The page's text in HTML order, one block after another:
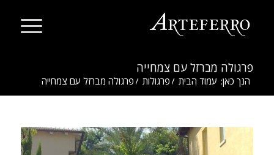
פרגולה מברזל עם צמחייה
הנך כאן: עמוד הבית / פרגולות / פרגולה מברזל עם צמחייה